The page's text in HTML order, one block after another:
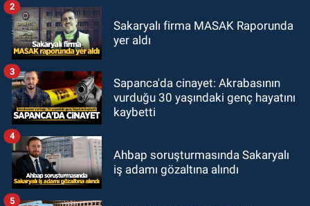
Sakaryalı firma MASAK Raporunda
yer aldı
2
Sapanca'da cinayet: Akrabasının
vurduğu 30 yaşındaki genç hayatını
kaybetti
3
Ahbap soruşturmasında Sakaryalı
iş adamı gözaltına alındı
4
5